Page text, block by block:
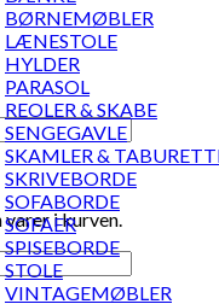
varer i kurven.
BØRNEMØBLER
LÆNESTOLE
HYLDER
PARASOL
REOLER & SKABE
SENGEGAVLE
SKAMLER &
SKRIVEBORDE
SOFABORDE
SOFAER
SPISEBORDE
STOLE
VINTAGEMØBLER